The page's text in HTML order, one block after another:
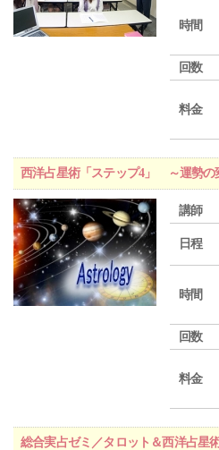
時間
回数
料金
西洋占星術「ステップ4」 ～運勢の
講師
日程
時間
回数
料金
総合実占ゼミ／タロット＆西洋占星